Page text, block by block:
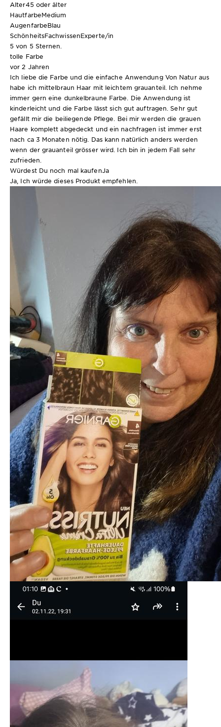
Alter45 oder älter
HautfarbeMedium
AugenfarbeBlau
SchönheitsFachwissenExperte/in
5 von 5 Sternen.
tolle Farbe
vor 2 Jahren
Ich liebe die Farbe und die einfache Anwendung Von Natur aus
habe ich mittelbraun Haar mit leichtem grauanteil. Ich nehme
immer gern eine dunkelbraune Farbe. Die Anwendung ist
kinderleicht und die Farbe lässt sich gut auftragen. Sehr gut
gefällt mir die beiliegende Pflege. Bei mir werden die grauen
Haare komplett abgedeckt und ein nachfragen ist immer erst
nach ca 3 Monaten nötig. Das kann natürlich anders werden
wenn der grauanteil grösser wird. Ich bin in jedem Fall sehr
zufrieden.
Würdest Du noch mal kaufenJa
Ja, Ich würde dieses Produkt empfehlen.